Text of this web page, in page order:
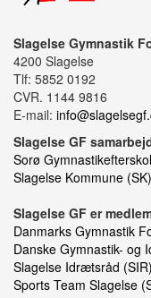
Slagelse Gymnastik
4200 Slagelse
Tlf: 5852 0192
CVR. 1144 9816
E-mail:
Slagelse GF
Sorø
Slagelse Kommune (SK)
Slagelse GF er
Danmarks Gymnastik
Danske Gymnastik- og
Slagelse Idrætsråd (SIR)
Sports Team Slagelse